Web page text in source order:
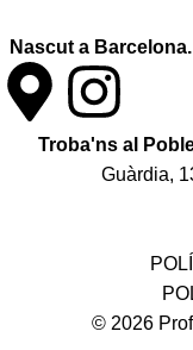
Nascut a
Troba'ns al
Guàrdia,
© 2026